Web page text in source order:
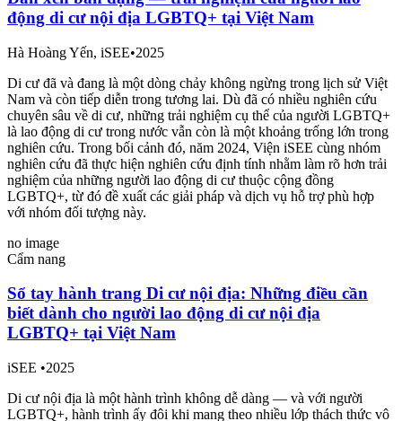
động di cư nội địa LGBTQ+ tại Việt Nam
Hà Hoàng Yến, iSEE•2025
Di cư đã và đang là một dòng chảy không ngừng trong lịch sử Việt
Nam và còn tiếp diễn trong tương lai. Dù đã có nhiều nghiên cứu
chuyên sâu về di cư, những trải nghiệm cụ thể của người LGBTQ+
là lao động di cư trong nước vẫn còn là một khoảng trống lớn trong
nghiên cứu. Trong bối cảnh đó, năm 2024, Viện iSEE cùng nhóm
nghiên cứu đã thực hiện nghiên cứu định tính nhằm làm rõ hơn trải
nghiệm của những người lao động di cư thuộc cộng đồng
LGBTQ+, từ đó đề xuất các giải pháp và dịch vụ hỗ trợ phù hợp
với nhóm đối tượng này.
no image
Cẩm nang
Sổ tay hành trang Di cư nội địa: Những điều cần
biết dành cho người lao động di cư nội địa
LGBTQ+ tại Việt Nam
iSEE •2025
Di cư nội địa là một hành trình không dễ dàng — và với người
LGBTQ+, hành trình ấy đôi khi mang theo nhiều lớp thách thức vô